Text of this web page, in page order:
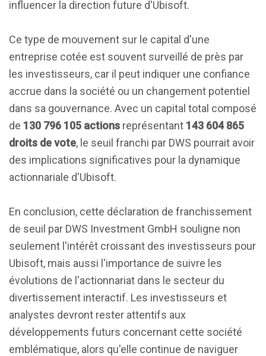
influencer la direction future d'Ubisoft.
Ce type de mouvement sur le capital d'une
entreprise cotée est souvent surveillé de près par
les investisseurs, car il peut indiquer une confiance
accrue dans la société ou un changement potentiel
dans sa gouvernance. Avec un capital total composé
de 130 796 105 actions représentant 143 604 865
droits de vote, le seuil franchi par DWS pourrait avoir
des implications significatives pour la dynamique
actionnariale d'Ubisoft.
En conclusion, cette déclaration de franchissement
de seuil par DWS Investment GmbH souligne non
seulement l'intérêt croissant des investisseurs pour
Ubisoft, mais aussi l'importance de suivre les
évolutions de l'actionnariat dans le secteur du
divertissement interactif. Les investisseurs et
analystes devront rester attentifs aux
développements futurs concernant cette société
emblématique, alors qu'elle continue de naviguer